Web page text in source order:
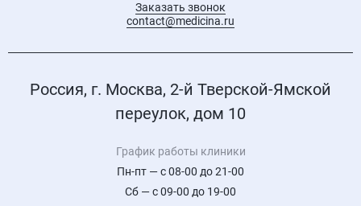
Заказать звонок
contact@medicina.ru
Россия, г. Москва, 2-й Тверской-Ямской
переулок, дом 10
График работы клиники
Пн-пт — с 08-00 до 21-00
Сб — с 09-00 до 19-00